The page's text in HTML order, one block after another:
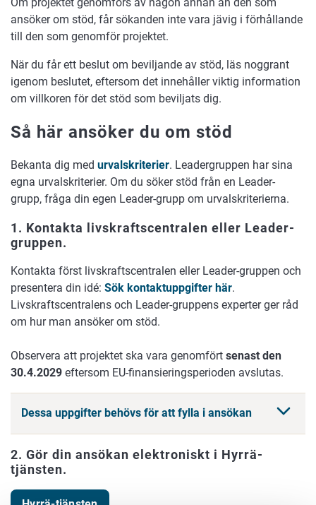
ansöker om stöd, får sökanden inte vara jävig i förhållande
till den som genomför projektet.
När du får ett beslut om beviljande av stöd, läs noggrant
igenom beslutet, eftersom det innehåller viktig information
om villkoren för det stöd som beviljats dig.
Så här ansöker du om stöd
Bekanta dig med urvalskriterier. Leadergruppen har sina
egna urvalskriterier. Om du söker stöd från en Leader-
grupp, fråga din egen Leader-grupp om urvalskriterierna.
1. Kontakta livskraftscentralen eller Leader-
gruppen.
Kontakta först livskraftscentralen eller Leader-gruppen och
presentera din idé: Sök kontaktuppgifter här.
Livskraftscentralens och Leader-gruppens experter ger råd
om hur man ansöker om stöd.
Observera att projektet ska vara genomfört senast den
30.4.2029 eftersom EU-finansieringsperioden avslutas.
Dessa uppgifter behövs för att fylla i ansökan
2. Gör din ansökan elektroniskt i Hyrrä-
tjänsten.